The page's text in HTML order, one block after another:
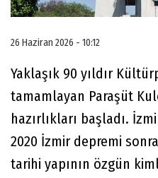
26 Haziran 2026 - 10:12
Yaklaşık 90 yıldır
tamamlayan Paraşüt
hazırlıkları başladı.
2020 İzmir depremi
tarihi yapının özgün